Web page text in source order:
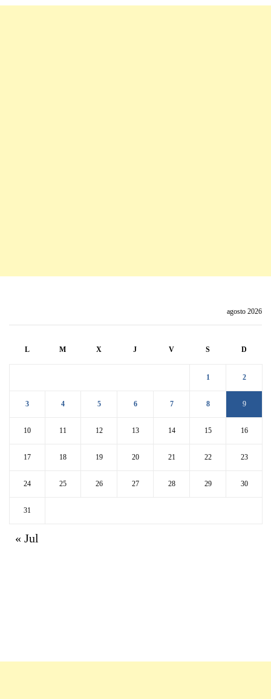
agosto 2026
L M X J V S D
1 2
3 4 5 6 7 8 9
10 11 12 13 14 15 16
17 18 19 20 21 22 23
24 25 26 27 28 29 30
31
« Jul